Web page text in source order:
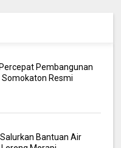
Pembangunan
Somokaton Resmi
Bantuan Air